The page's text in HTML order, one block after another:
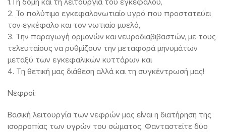
1.Τη δομή και τη λειτουργία του εγκεφάλου,
2. Το πολύτιμο εγκεφαλονωτιαίο υγρό που προστατεύει
τον εγκέφαλο και τον νωτιαίο μυελό,
3. Την παραγωγή ορμονών και νευροδιαβιβαστών, με τους
τελευταίους να ρυθμίζουν την μεταφορά μηνυμάτων
μεταξύ των εγκεφαλικών κυττάρων και
4. Τη θετική μας διάθεση αλλά και τη συγκέντρωσή μας!
Νεφροί:
Βασική λειτουργία των νεφρών μας είναι η διατήρηση της
ισορροπίας των υγρών του σώματος. Φανταστείτε δύο